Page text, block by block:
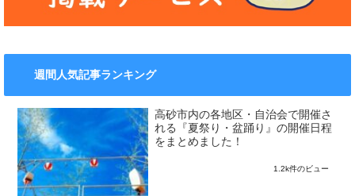
週間人気記事ランキング
高砂市内の各地区・自治会で開催さ
れる『夏祭り・盆踊り』の開催日程
をまとめました！
1.2k件のビュー